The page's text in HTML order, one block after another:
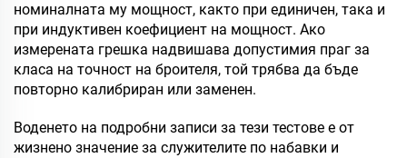
номиналната му мощност, както при единичен, така и
при индуктивен коефициент на мощност. Ако
измерената грешка надвишава допустимия праг за
класа на точност на броителя, той трябва да бъде
повторно калибриран или заменен.
Воденето на подробни записи за тези тестове е от
жизнено значение за служителите по набавки и